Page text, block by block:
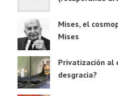
Mises, el
Mises
Privatización al
desgracia?